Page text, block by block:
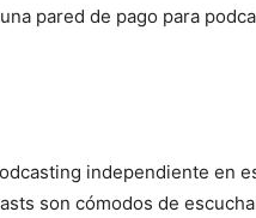
pared de pago para
independiente en
son cómodos de